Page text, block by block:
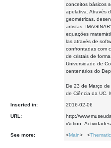
conceitos básicos
apelativa. Através
geométricas,
artistas,
equações
las através de
confrontadas com
de cristais de
Universidade de
centenários do
De 23 de Março
de Ciência da UC.
Inserted in: 2016-02-06
URL:
http://
See more: <Main> <